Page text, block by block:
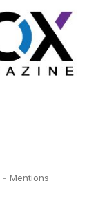
- Mentions